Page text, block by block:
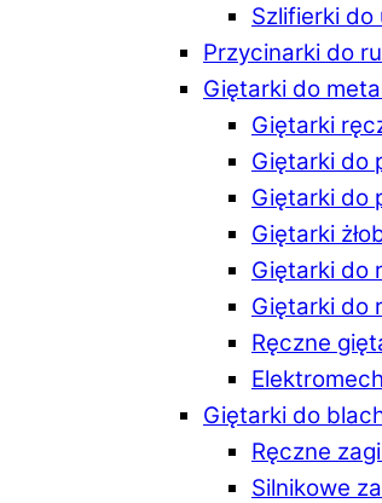
Szlifierki do
Przycinarki do
Giętarki do
Giętarki
Giętarki do
Giętarki do
Giętarki
Giętarki do
Giętarki do
Ręczne
Giętarki do
Ręczne
Silnikowe